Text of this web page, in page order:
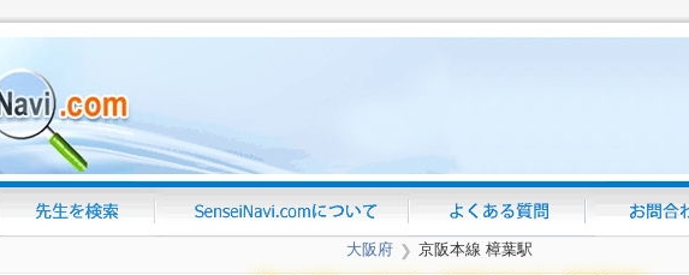
大阪府 ❯ 京阪本線 樟葉駅